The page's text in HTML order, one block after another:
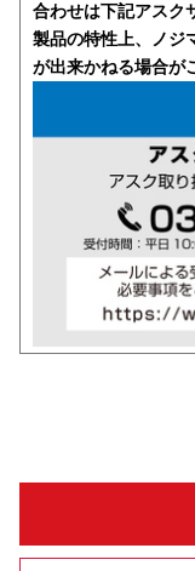
合わせは下記アスク
製品の特性上、ノジ
が出来かねる場合が